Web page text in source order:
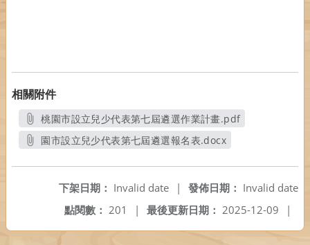
相關附件
桃園市設立兒少代表第七屆遴選作業計畫.pdf
另開新視窗
園市設立兒少代表第七屆遴選報名表.docx
發佈日期： Invalid date
下架日期： Invalid date
|
最後更新日期： 2025-12-09 |
點閱數： 201 |